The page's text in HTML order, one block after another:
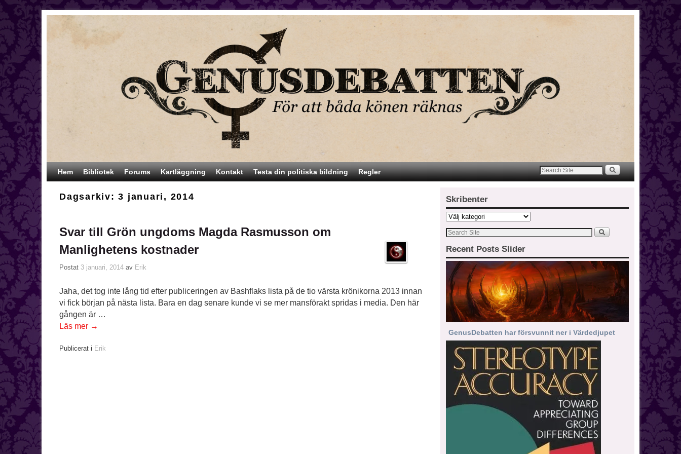
Hoppa till huvudinnehåll
Hoppa till sekundärt innehåll
Hem Bibliotek Forums Kartläggning Kontakt Testa din politiska bildning Regler
Dagsarkiv:3 januari, 2014
Svar till Grön ungdoms Magda Rasmusson om
Manlighetens kostnader
Postat 3 januari, 2014 av Erik
Jaha, det tog inte lång tid efter publiceringen av Bashflaks lista på de tio värsta krönikorna 2013 innan
vi fick början på nästa lista. Bara en dag senare kunde vi se mer mansförakt spridas i media. Den här
gången är …
Läs mer →
Publicerat i Erik
Skribenter
Recent Posts Slider
GenusDebatten har försvunnit ner i Värdedjupet